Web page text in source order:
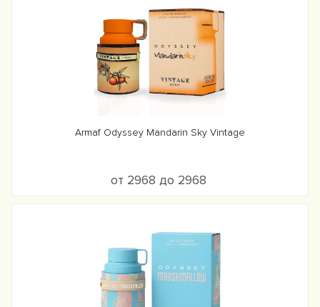
Armaf Odyssey Mandarin Sky Vintage
от 2968 до 2968